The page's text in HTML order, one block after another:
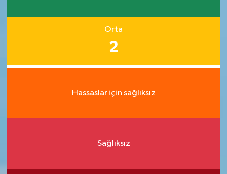
Orta
2
Hassaslar için sağlıksız
Sağlıksız